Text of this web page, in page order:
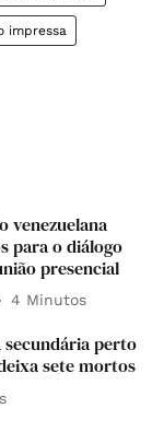
impressa
venezuelana
para o diálogo
presencial
4 Minutos
secundária perto
sete mortos